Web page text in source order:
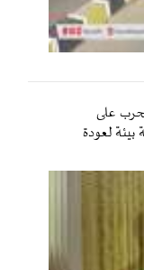
على
بيئة لعودة